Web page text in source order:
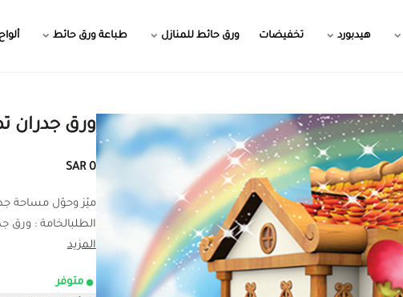
هيدبورد تخفيضات ورق حائط للمنازل طباعة ورق حائط
ورق جدران
0 SAR
ميّز وحوّل مساحة
الطلبالخامة : ورق
المزيد
متوفر